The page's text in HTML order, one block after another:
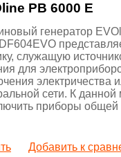
PB 6000 E
генератор
служащую
для
электричества
сети. К
приборы
Добавить к